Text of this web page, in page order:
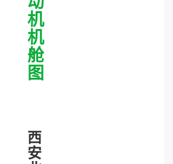
机
机
舱
图
西
安